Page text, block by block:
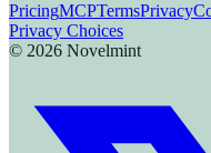
PricingMCPTermsPrivacy
Privacy Choices
© 2026 Novelmint